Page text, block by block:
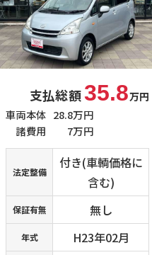
支払総額35.8万円
車両本体 28.8万円
諸費用
7万円
法定整備
付き(車輌価格に
含む)
保証有無 無し
年式 H23年02月